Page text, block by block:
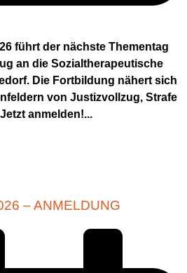
führt der nächste Thementag
an die Sozialtherapeutische
Die Fortbildung nähert sich
von Justizvollzug, Strafe
anmelden!...
– ANMELDUNG